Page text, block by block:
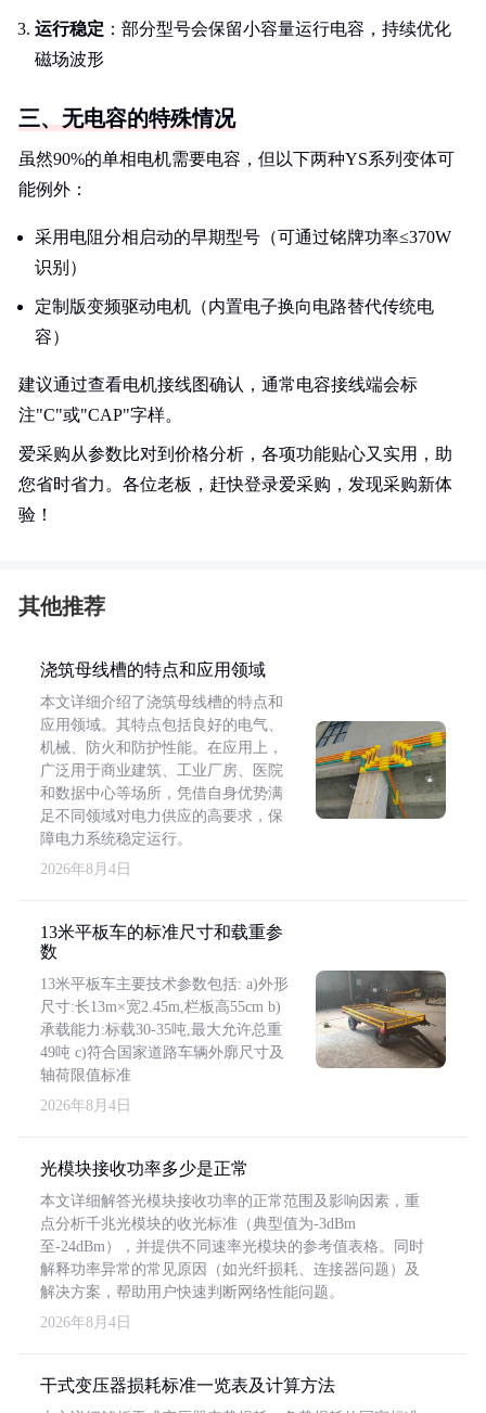
运行稳定 ：部分型号会保留小容量运行电容，持续优化
磁场波形
三、无电容的特殊情况
虽然90%的单相电机需要电容，但以下两种YS系列变体可
能例外：
采用电阻分相启动的早期型号（可通过铭牌功率≤370W
识别）
定制版变频驱动电机（内置电子换向电路替代传统电
容）
建议通过查看电机接线图确认，通常电容接线端会标
注"C"或"CAP"字样。
爱采购从参数比对到价格分析，各项功能贴心又实用，助
您省时省力。各位老板，赶快登录爱采购，发现采购新体
验！
其他推荐
浇筑母线槽的特点和应用领域
本文详细介绍了浇筑母线槽的特点和
应用领域。其特点包括良好的电气、
机械、防火和防护性能。在应用上，
广泛用于商业建筑、工业厂房、医院
和数据中心等场所，凭借自身优势满
足不同领域对电力供应的高要求，保
障电力系统稳定运行。
2026年8月4日
13米平板车的标准尺寸和载重参
数
13米平板车主要技术参数包括: a)外形
尺寸:长13m×宽2.45m,栏板高55cm b)
承载能力:标载30-35吨,最大允许总重
49吨 c)符合国家道路车辆外廓尺寸及
轴荷限值标准
2026年8月4日
光模块接收功率多少是正常
本文详细解答光模块接收功率的正常范围及影响因素，重
点分析千兆光模块的收光标准（典型值为-3dBm
至-24dBm），并提供不同速率光模块的参考值表格。同时
解释功率异常的常见原因（如光纤损耗、连接器问题）及
解决方案，帮助用户快速判断网络性能问题。
2026年8月4日
干式变压器损耗标准一览表及计算方法